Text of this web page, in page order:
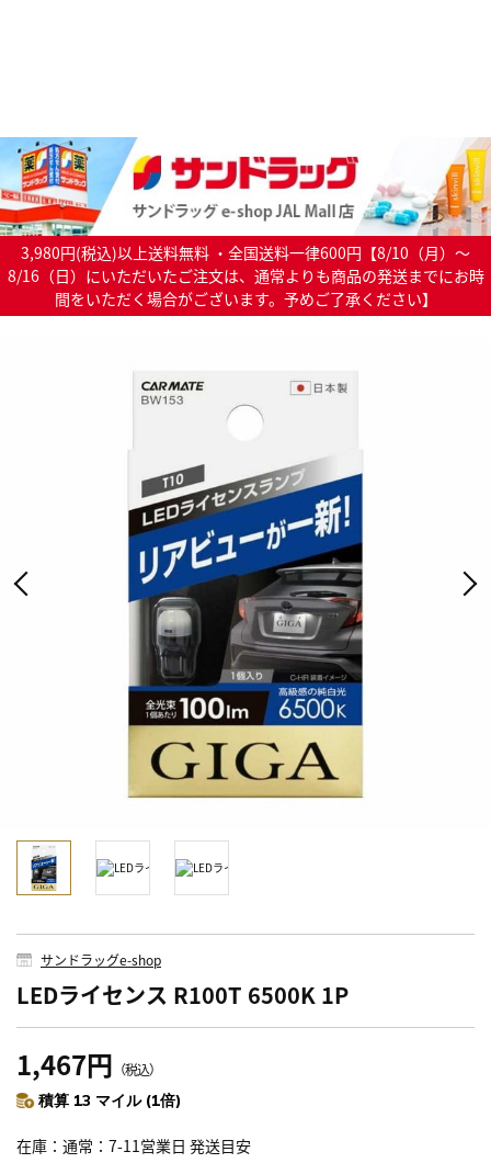
3,980円(税込)以上送料無料 ・全国送料一律600円【8/10（月）～
8/16（日）にいただいたご注文は、通常よりも商品の発送までにお時
間をいただく場合がございます。予めご了承ください】
サンドラッグe-shop
LEDライセンス R100T 6500K 1P
1,467円 （税込）
積算 13 マイル (1倍)
在庫 通常：7-11営業日 発送目安